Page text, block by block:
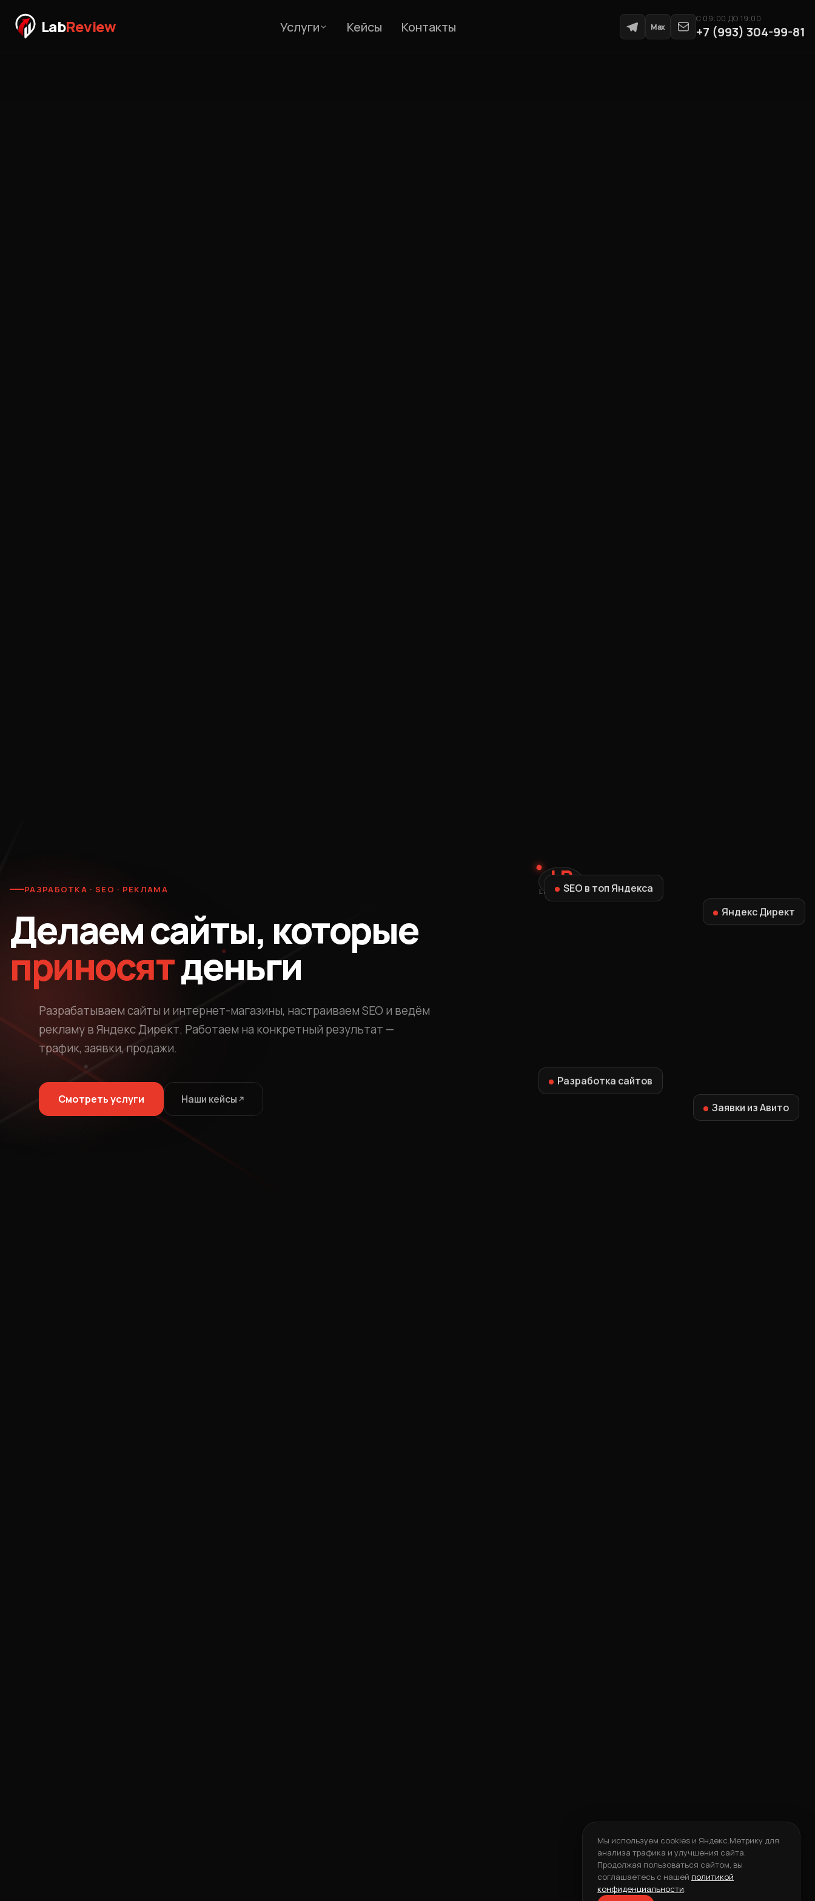
LabReview Услуги Кейсы Контакты Max
С 09:00 ДО 19:00
+7 (993) 304-99-81
РАЗРАБОТКА · SEO · РЕКЛАМА
Делаем сайты, которые
приносятденьги
Разрабатываем сайты и интернет-магазины, настраиваем SEO и ведём
рекламу в Яндекс Директ. Работаем на конкретный результат —
трафик, заявки, продажи.
Смотреть услуги Наши кейсы
LR
LAB REVIEWSEO в топ Яндекса
Разработка сайтов
Яндекс Директ
Заявки из Авито
Мы используем cookies и Яндекс.Метрику для
анализа трафика и улучшения сайта.
Продолжая пользоваться сайтом, вы
соглашаетесь с нашей политикой
конфиденциальности.